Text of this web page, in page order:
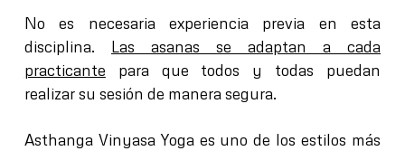
No es necesaria experiencia previa en esta
disciplina. Las asanas se adaptan a cada
practicante para que todos y todas puedan
realizar su sesión de manera segura.
Asthanga Vinyasa Yoga es uno de los estilos más